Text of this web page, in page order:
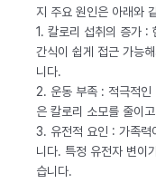
지 주요 원인은 아래와
1. 칼로리 섭취의 증가 :
간식이 쉽게 접근 가능
니다.
2. 운동 부족 : 적극적인
은 칼로리 소모를 줄이
3. 유전적 요인 : 가족력
니다. 특정 유전자 변이
습니다.